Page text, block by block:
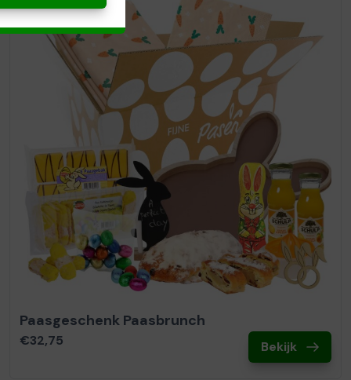
Paasgeschenk Paasbrunch
€32,75 Bekijk